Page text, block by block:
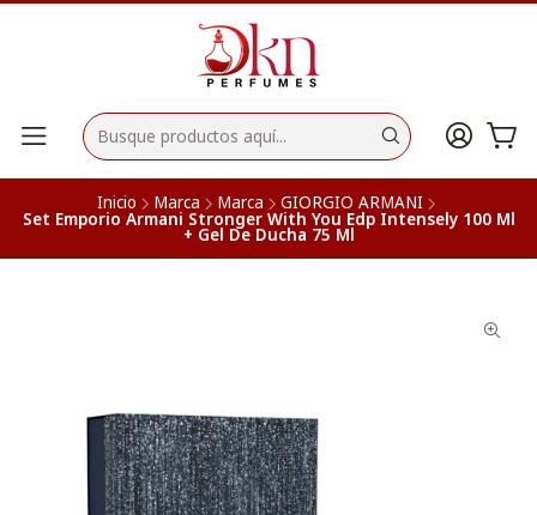
Inicio Marca Marca GIORGIO ARMANI
Set Emporio Armani Stronger With You Edp Intensely 100 Ml
+ Gel De Ducha 75 Ml